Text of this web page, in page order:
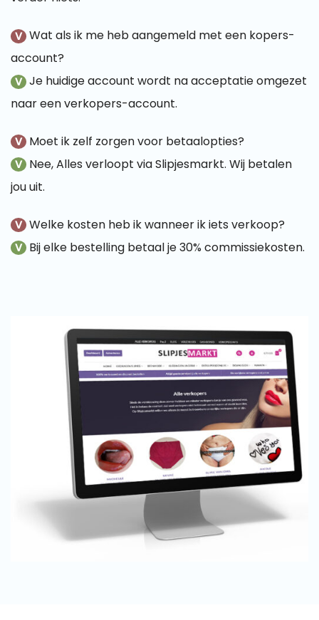
V Wat als ik me heb aangemeld met een kopers-
account?
V Je huidige account wordt na acceptatie omgezet
naar een verkopers-account.
V Moet ik zelf zorgen voor betaalopties?
V Nee, Alles verloopt via Slipjesmarkt. Wij betalen
jou uit.
V Welke kosten heb ik wanneer ik iets verkoop?
V Bij elke bestelling betaal je 30% commissiekosten.